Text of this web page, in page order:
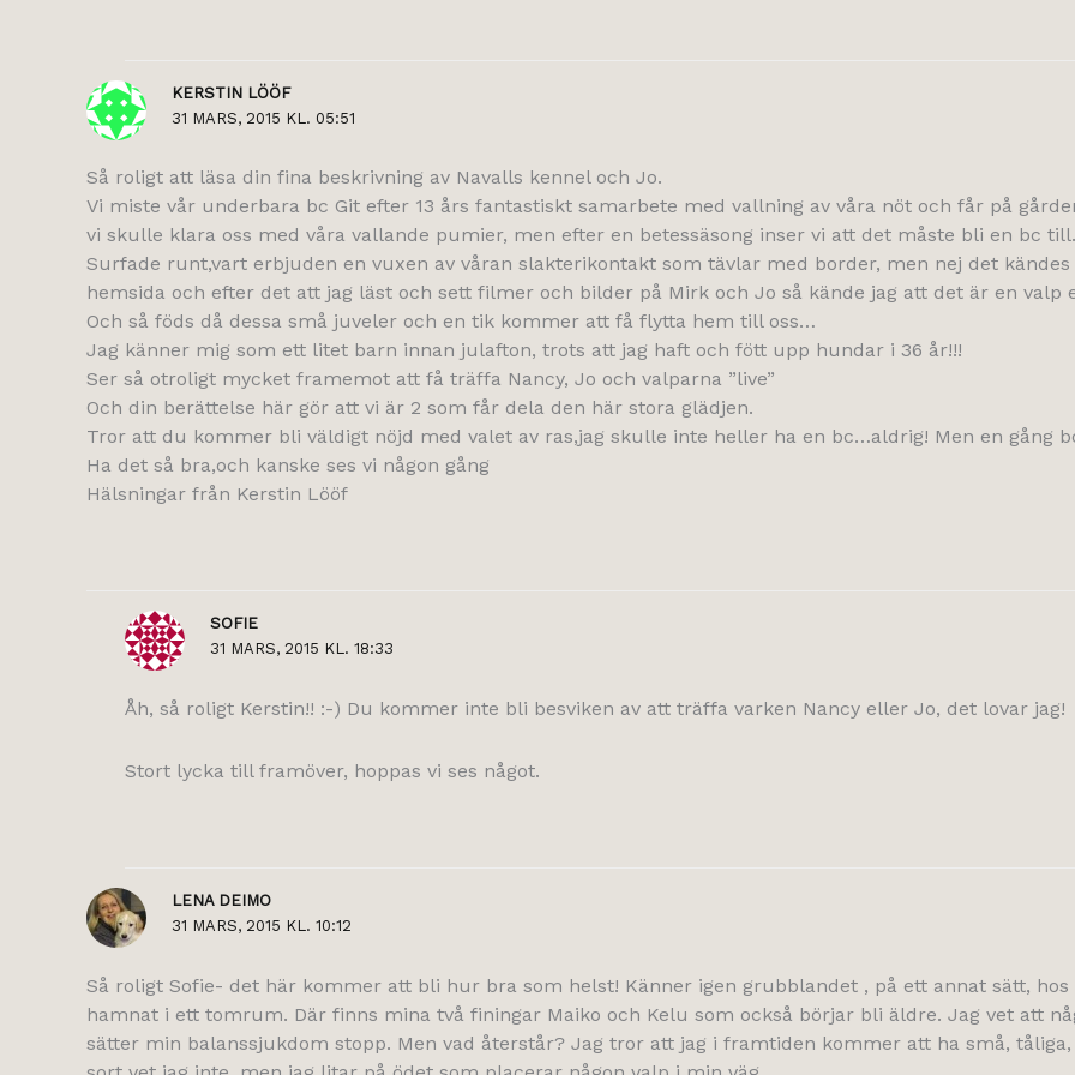
KERSTIN LÖÖF
31 MARS, 2015 KL. 05:51
Så roligt att läsa din fina beskrivning av Navalls kennel och Jo.
Vi miste vår underbara bc Git efter 13 års fantastiskt samarbete med vallning av våra nöt och får på
vi skulle klara oss med våra vallande pumier, men efter en betessäsong inser vi att det måste bli en bc
Surfade runt,vart erbjuden en vuxen av våran slakterikontakt som tävlar med border, men nej det
hemsida och efter det att jag läst och sett filmer och bilder på Mirk och Jo så kände jag att det är en valp
Och så föds då dessa små juveler och en tik kommer att få flytta hem till oss…
Jag känner mig som ett litet barn innan julafton, trots att jag haft och fött upp hundar i 36 år!!!
Ser så otroligt mycket framemot att få träffa Nancy, Jo och valparna ”live”
Och din berättelse här gör att vi är 2 som får dela den här stora glädjen.
Tror att du kommer bli väldigt nöjd med valet av ras,jag skulle inte heller ha en bc…aldrig! Men en gång
Ha det så bra,och kanske ses vi någon gång
Hälsningar från Kerstin Lööf
SOFIE
31 MARS, 2015 KL. 18:33
Åh, så roligt Kerstin!! :-) Du kommer inte bli besviken av att träffa varken Nancy eller Jo, det lovar jag!
Stort lycka till framöver, hoppas vi ses något.
LENA DEIMO
31 MARS, 2015 KL. 10:12
Så roligt Sofie- det här kommer att bli hur bra som helst! Känner igen grubblandet , på ett annat sätt,
hamnat i ett tomrum. Där finns mina två finingar Maiko och Kelu som också börjar bli äldre. Jag vet att
sätter min balanssjukdom stopp. Men vad återstår? Jag tror att jag i framtiden kommer att ha små,